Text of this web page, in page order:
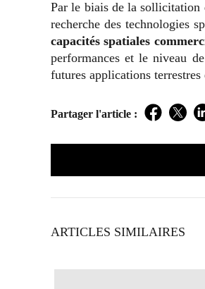
Par le biais de la sollicitation
recherche des technologies
capacités spatiales
performances et le niveau
futures applications terrestres
Partager l'article : Facebook
ARTICLES SIMILAIRES